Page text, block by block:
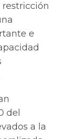
e
del
a la